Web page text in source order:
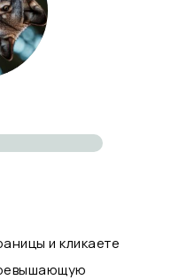
и кликаете